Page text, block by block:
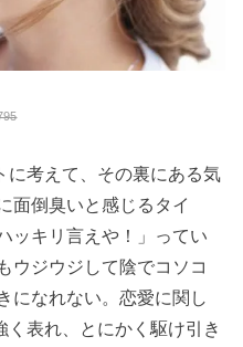
に考えて、その裏にある気
面倒臭いと感じるタイ
ッキリ言えや！」ってい
ウジウジして陰でコソコ
になれない。恋愛に関し
表れ、とにかく駆け引き